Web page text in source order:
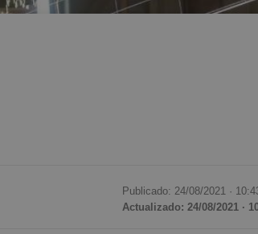
Publicado: 24/08/2021 ·
Actualizado: 24/08/2021 ·